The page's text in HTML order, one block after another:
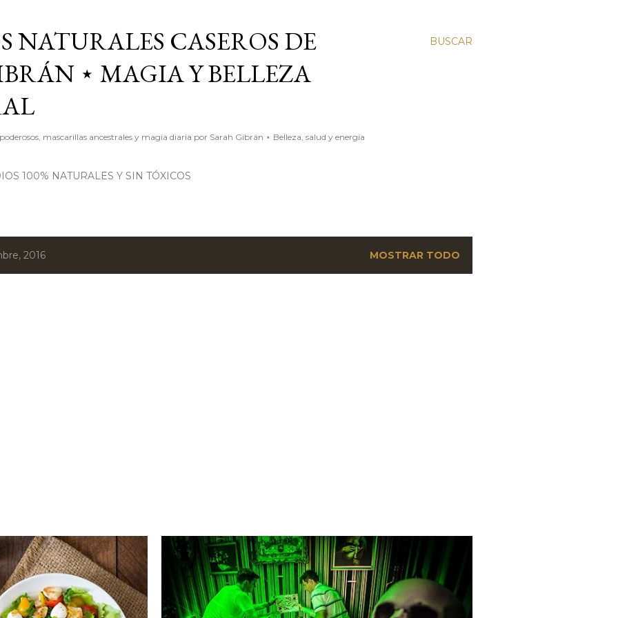
BUSCAR
NATURALES CASEROS DE
⋆ MAGIA Y BELLEZA
mascarillas ancestrales y magia diaria por Sarah Gibrán ⋆ Belleza, salud y energía
100% NATURALES Y SIN TÓXICOS
2016 MOSTRAR TODO